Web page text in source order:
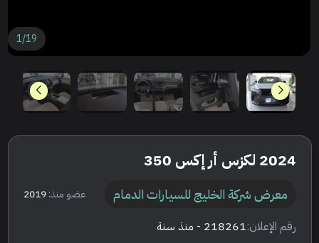
1/19
2024 لكزس أر إكس 350
معرض شركة الخليج للسيارات الدمام عضو منذ:2019
رقم الإعلان:218261 - منذ سنة